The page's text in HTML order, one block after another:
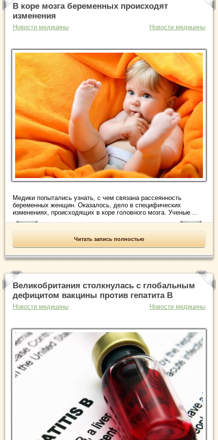
В коре мозга беременных происходят
изменения
Новости медицины Новости медицины
Медики попытались узнать, с чем связана рассеянность
беременных женщин. Оказалось, дело в специфических
изменениях, происходящих в коре головного мозга. Ученые ...
Читать запись полностью
Великобритания столкнулась с глобальным
дефицитом вакцины против гепатита В
Новости медицины Новости медицины